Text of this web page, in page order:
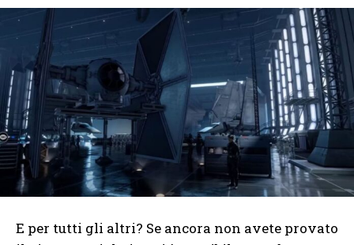
E per tutti gli altri? Se ancora non avete provato